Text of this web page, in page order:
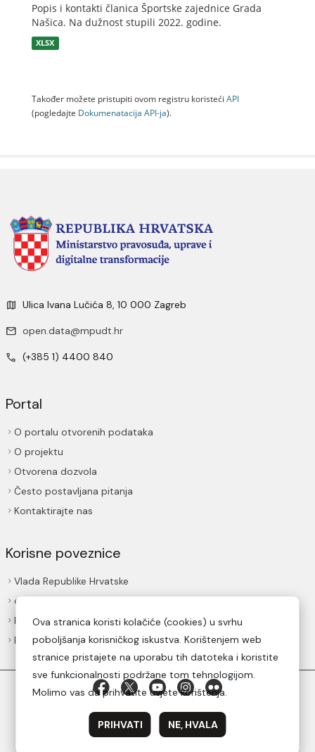
Popis i kontakti članica Športske zajednice Grada
Našica. Na dužnost stupili 2022. godine.
XLSX
Također možete pristupiti ovom registru koristeći API
(pogledajte Dokumenаtаcijа API-jа).